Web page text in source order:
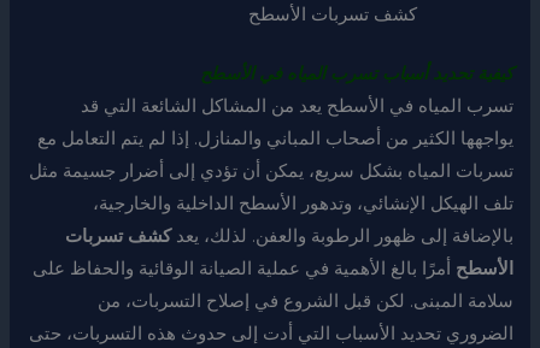
كشف تسربات الأسطح
كيفية تحديد أسباب تسرب المياه في الأسطح
تسرب المياه في الأسطح يعد من المشاكل الشائعة التي قد
يواجهها الكثير من أصحاب المباني والمنازل. إذا لم يتم التعامل مع
تسربات المياه بشكل سريع، يمكن أن تؤدي إلى أضرار جسيمة مثل
تلف الهيكل الإنشائي، وتدهور الأسطح الداخلية والخارجية،
بالإضافة إلى ظهور الرطوبة والعفن. لذلك، يعدكشف تسربات
الأسطح أمرًا بالغ الأهمية في عملية الصيانة الوقائية والحفاظ على
سلامة المبنى. لكن قبل الشروع في إصلاح التسربات، من
الضروري تحديد الأسباب التي أدت إلى حدوث هذه التسربات، حتى